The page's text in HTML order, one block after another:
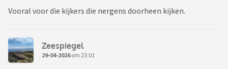
Vooral voor die kijkers die nergens doorheen kijken.
Zeespiegel
29-04-2026om 23:01